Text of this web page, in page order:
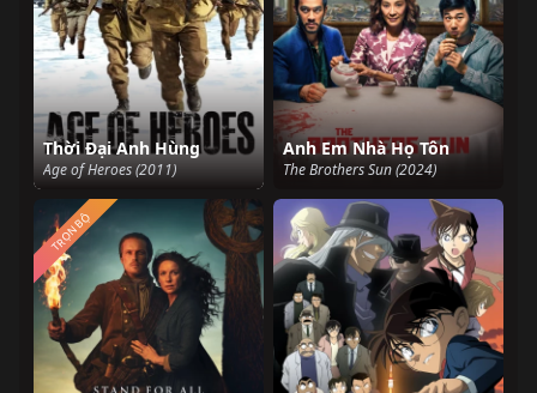
Thời Đại Anh Hùng
Age of Heroes (2011)
Anh Em Nhà Họ Tôn
The Brothers Sun (2024)
TRỌN BỘ